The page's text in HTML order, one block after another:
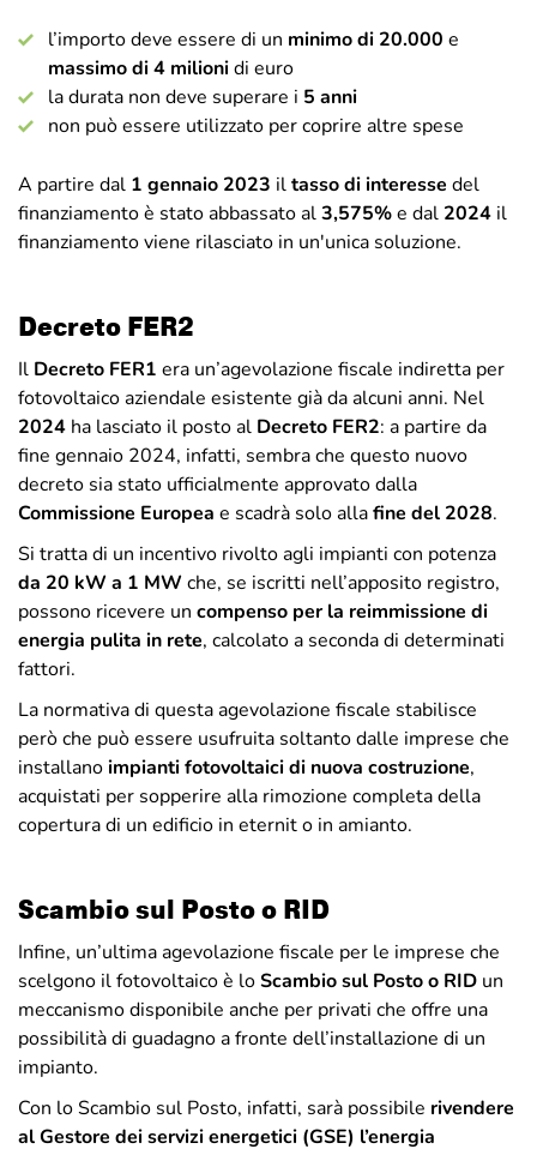
l’importo deve essere di un minimo di 20.000 e
massimo di 4 milionidi euro
la durata non deve superare i 5 anni
non può essere utilizzato per coprire altre spese
A partire dal 1 gennaio 2023 iltasso di interesse del
finanziamento è stato abbassato al3,575%e dal 2024 il
finanziamento viene rilasciato in un'unica soluzione.
Decreto FER2
Il Decreto FER1 era un’agevolazione fiscale indiretta per
fotovoltaico aziendale esistente già da alcuni anni. Nel
2024 ha lasciato il posto al Decreto FER2: a partire da
fine gennaio 2024, infatti, sembra che questo nuovo
decreto sia stato ufficialmente approvato dalla
Commissione Europea e scadrà solo allafine del 2028.
Si tratta di un incentivo rivolto agli impianti con potenza
da 20 kW a 1 MWche, se iscritti nell’apposito registro,
possono ricevere un compenso per la reimmissione di
energia pulita in rete, calcolato a seconda di determinati
fattori.
La normativa di questa agevolazione fiscale stabilisce
però che può essere usufruita soltanto dalle imprese che
installanoimpianti fotovoltaici di nuova costruzione,
acquistati per sopperire alla rimozione completa della
copertura di un edificio in eternit o in amianto.
Scambio sul Posto o RID
Infine, un’ultima agevolazione fiscale per le imprese che
scelgono il fotovoltaico è loScambio sul Posto o RID un
meccanismo disponibile anche per privati che offre una
possibilità di guadagno a fronte dell’installazione di un
impianto.
Con lo Scambio sul Posto, infatti, sarà possibile rivendere
al Gestore dei servizi energetici (GSE) l’energia